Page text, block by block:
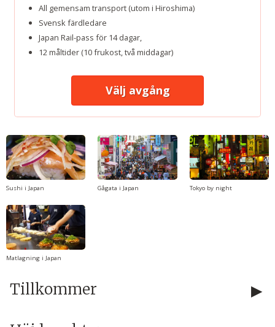
All gemensam transport (utom i Hiroshima)
Svensk färdledare
Japan Rail-pass för 14 dagar,
12 måltider (10 frukost, två middagar)
Välj avgång
Sushi i Japan Gågata i Japan Tokyo by night
Matlagning i Japan
Tillkommer